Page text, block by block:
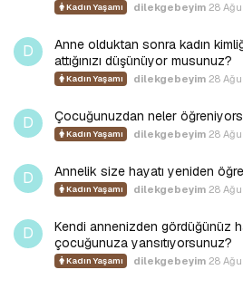
Kadın Yaşamı dilekgebeyim 28
D
Anne olduktan sonra kadın
attığınızı düşünüyor musunuz?
Kadın Yaşamı dilekgebeyim 28
D Çocuğunuzdan neler
Kadın Yaşamı dilekgebeyim 28
D Annelik size hayatı yeniden
Kadın Yaşamı dilekgebeyim 28
D
Kendi annenizden gördüğünüz
çocuğunuza yansıtıyorsunuz?
Kadın Yaşamı dilekgebeyim 28